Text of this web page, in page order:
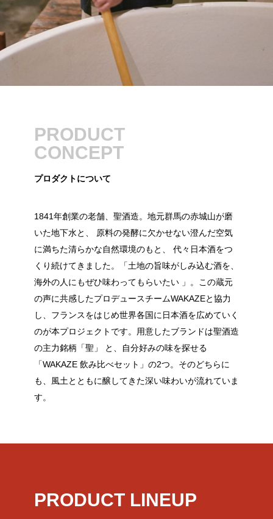
PRODUCT
CONCEPT
プロダクトについて
1841年創業の老舗、聖酒造。地元群馬の赤城山が磨
いた地下水と、 原料の発酵に欠かせない澄んだ空気
に満ちた清らかな自然環境のもと、 代々日本酒をつ
くり続けてきました。「土地の旨味がしみ込む酒を、
海外の人にもぜひ味わってもらいたい 」。この蔵元
の声に共感したプロデュースチームWAKAZEと協力
し、フランスをはじめ世界各国に日本酒を広めていく
のが本プロジェクトです。用意したブランドは聖酒造
の主力銘柄「聖」 と、自分好みの味を探せる
「WAKAZE 飲み比べセット」の2つ。そのどちらに
も、風土とともに醸してきた深い味わいが流れていま
す。
PRODUCT LINEUP